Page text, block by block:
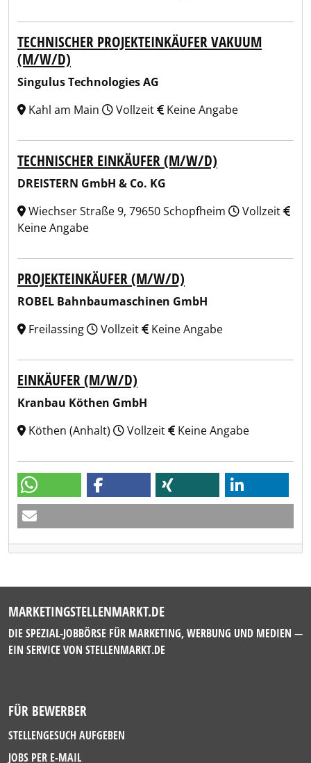
TECHNISCHER PROJEKTEINKÄUFER VAKUUM
(M/W/D)
Singulus Technologies AG
Kahl am Main
Vollzeit Keine Angabe
TECHNISCHER EINKÄUFER (M/W/D)
DREISTERN GmbH & Co. KG
Wiechser Straße 9, 79650 Schopfheim
Vollzeit
Keine Angabe
PROJEKTEINKÄUFER (M/W/D)
ROBEL Bahnbaumaschinen GmbH
Freilassing
Vollzeit Keine Angabe
EINKÄUFER (M/W/D)
Kranbau Köthen GmbH
Köthen (Anhalt)
Vollzeit Keine Angabe
MARKETINGSTELLENMARKT.DE
DIE SPEZIAL-JOBBÖRSE FÜR MARKETING, WERBUNG UND MEDIEN —
EIN SERVICE VON STELLENMARKT.DE
FÜR BEWERBER
STELLENGESUCH AUFGEBEN
JOBS PER E-MAIL